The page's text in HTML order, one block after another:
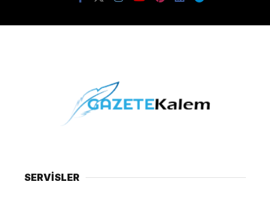
SERVİSLER